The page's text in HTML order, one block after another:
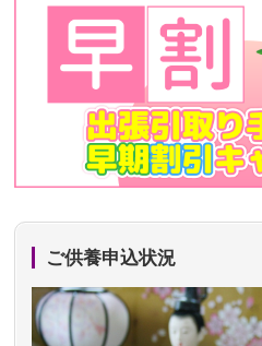
ご供養申込状況